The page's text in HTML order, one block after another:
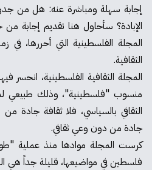
إجابة سهلة ومباشرة عنه: هل من
الإبادة؟ سأحاول هنا تقديم إجابة
المجلة الفلسطينية التي
الثقافية.
المجلة الثقافية الفلسطينية، انحسر
منسوب "فلسطينية"، وذلك طبيعي
الثقافي بالسياسي، فلا ثقافة
جادة من دون وعي ثقافي.
كرست المجلة موادها منذ عملية
فلسطين في مواضيعها، قليلة جداً هي